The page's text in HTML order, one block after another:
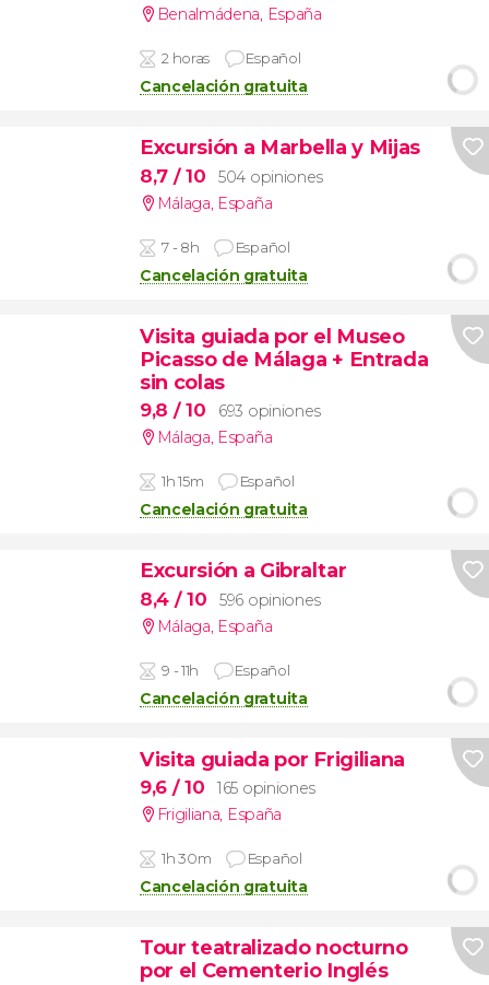
Benalmádena, España
2 horas Español
Cancelación gratuita
Excursión a Marbella y Mijas
8,7 / 10
504 opiniones
Málaga, España
7 - 8h Español
Cancelación gratuita
Visita guiada por el Museo
Picasso de Málaga + Entrada
sin colas
9,8 / 10
693 opiniones
Málaga, España
1h 15m Español
Cancelación gratuita
Excursión a Gibraltar
8,4 / 10
596 opiniones
Málaga, España
9 - 11h Español
Cancelación gratuita
Visita guiada por Frigiliana
9,6 / 10
165 opiniones
Frigiliana, España
1h 30m Español
Cancelación gratuita
Tour teatralizado nocturno
por el Cementerio Inglés